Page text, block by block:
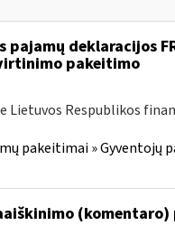
pajamų deklaracijos
pakeitimo
Lietuvos Respublikos
pakeitimai » Gyventojų
(komentaro)